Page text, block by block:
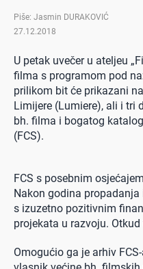
Piše: Jasmin DURAKOVIĆ
27.12.2018
U petak uvečer u ateljeu
filma s programom pod
prilikom bit će prikazani
Limijere (Lumiere), ali i tri
bh. filma i bogatog
(FCS).
FCS s posebnim
Nakon godina propadanja
s izuzetno pozitivnim
projekata u razvoju.
Omogućio ga je arhiv